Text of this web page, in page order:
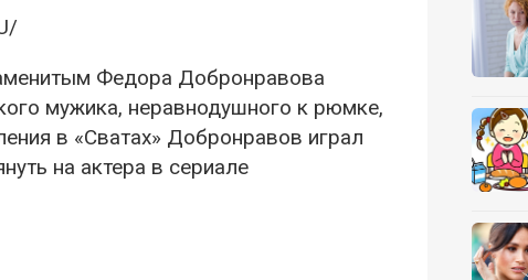
Федора Добронравова
мужика, неравнодушного к рюмке,
в «Сватах» Добронравов играл
на актера в сериале